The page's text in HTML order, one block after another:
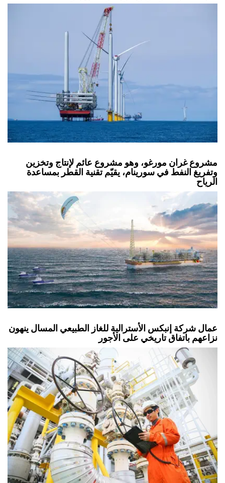
مشروع غران مورغو، وهو مشروع عائم لإنتاج وتخزين
وتفريغ النفط في سورينام، يقيّم تقنية القطر بمساعدة
الرياح
عمال شركة إنبكس الأسترالية للغاز الطبيعي المسال ينهون
نزاعهم باتفاق تاريخي على الأجور